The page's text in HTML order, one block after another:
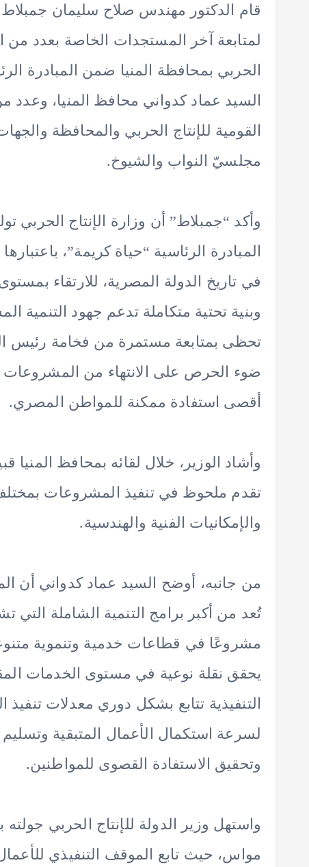
قام الدكتور مهندس صلاح سليمان جمبلاط
لمتابعة آخر المستجدات الخاصة بعدد من
الحربي بمحافظة المنيا ضمن المبادرة
السيد عماد كدواني محافظ المنيا، وعدد
القومية للإنتاج الحربي والمحافظة
مجلسيّ النواب والشيوخ.
وأكد “جمبلاط” أن وزارة الإنتاج الحربي
المبادرة الرئاسية “حياة كريمة”،
في تاريخ الدولة المصرية، للارتقاء
وبنية تحتية متكاملة تدعم جهود التنمية
تحظى بمتابعة مستمرة من فخامة رئيس
ضوء الحرص على الانتهاء من المشروعات
أقصى استفادة ممكنة للمواطن المصري.
وأشاد الوزير، خلال لقائه بمحافظ المنيا
تقدم ملحوظ في تنفيذ المشروعات
والإمكانيات الفنية والهندسية.
من جانبه، أوضح السيد عماد كدواني أن
يحقق نقلة نوعية في مستوى الخدمات
التنفيذية تتابع بشكل دوري معدلات
لسرعة استكمال الأعمال المتبقية وتسليم
وتحقيق الاستفادة القصوى للمواطنين.
واستهل وزير الدولة للإنتاج الحربي
مواس، حيث تابع الموقف التنفيذي